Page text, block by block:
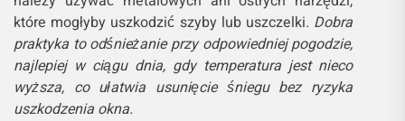
które mogłyby uszkodzić szyby lub uszczelki. Dobra
praktyka to odśnieżanie przy odpowiedniej pogodzie,
najlepiej w ciągu dnia, gdy temperatura jest nieco
wyższa, co ułatwia usunięcie śniegu bez ryzyka
uszkodzenia okna.